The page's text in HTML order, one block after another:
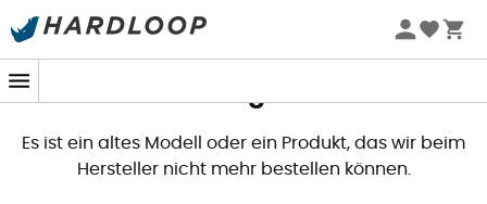
Dieses Produkt ist nicht mehr
Es ist ein altes Modell oder ein Produkt, das wir beim
Hersteller nicht mehr bestellen können.